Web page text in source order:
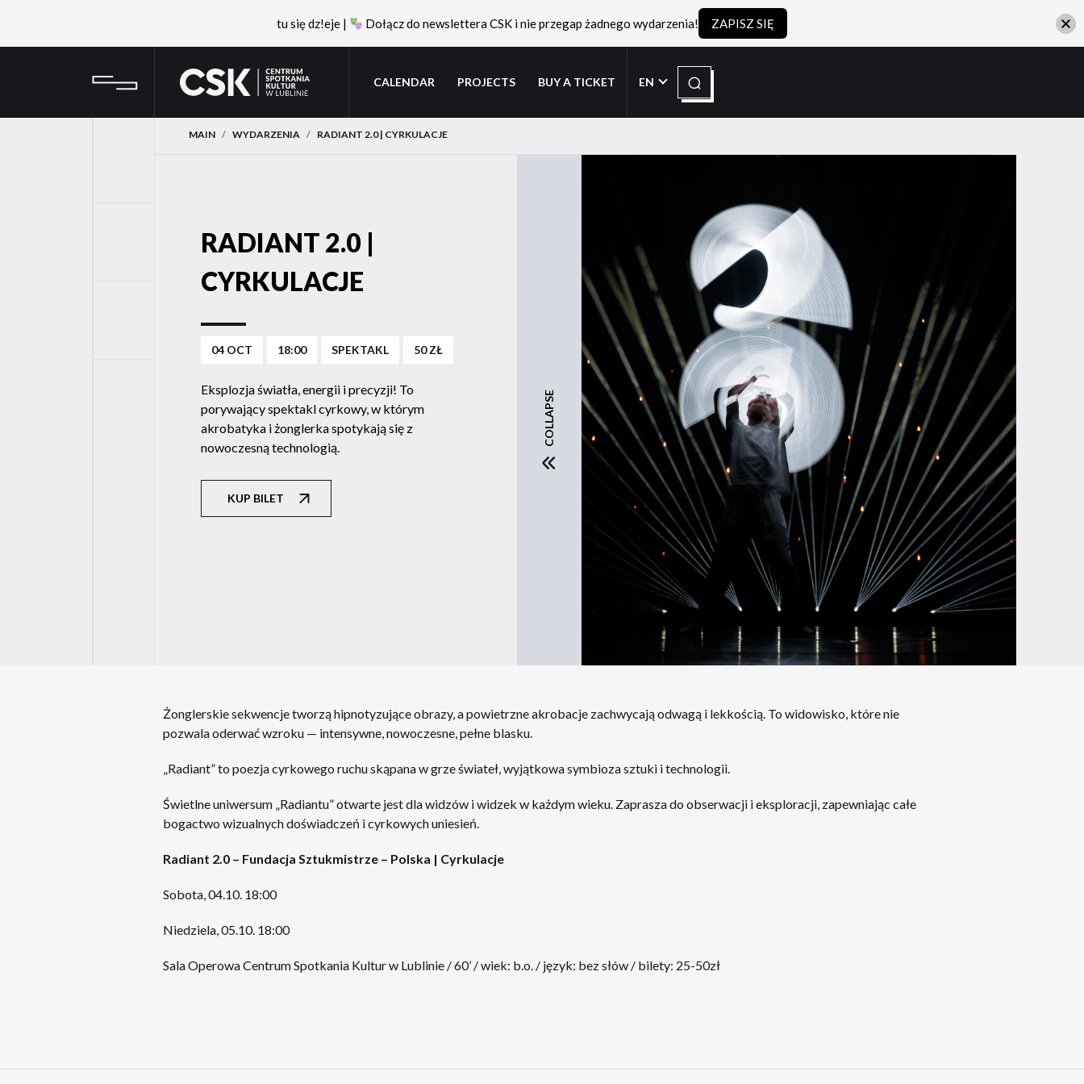
CALENDAR PROJECTS BUY A TICKET EN Search
MAIN WYDARZENIA RADIANT 2.0 | CYRKULACJE
RADIANT 2.0 |
CYRKULACJE
04 OCT 18:00 SPEKTAKL 50 ZŁ
Eksplozja światła, energii i precyzji! To
porywający spektakl cyrkowy, w którym
akrobatyka i żonglerka spotykają się z
nowoczesną technologią.
KUP BILET
COLLAPSE
Żonglerskie sekwencje tworzą hipnotyzujące obrazy, a powietrzne akrobacje zachwycają odwagą i lekkością. To widowisko, które nie
pozwala oderwać wzroku — intensywne, nowoczesne, pełne blasku.
„Radiant” to poezja cyrkowego ruchu skąpana w grze świateł, wyjątkowa symbioza sztuki i technologii.
Świetlne uniwersum „Radiantu” otwarte jest dla widzów i widzek w każdym wieku. Zaprasza do obserwacji i eksploracji, zapewniając całe
bogactwo wizualnych doświadczeń i cyrkowych uniesień.
Radiant 2.0 – Fundacja Sztukmistrze – Polska | Cyrkulacje
Sobota, 04.10. 18:00
Niedziela, 05.10. 18:00
Sala Operowa Centrum Spotkania Kultur w Lublinie / 60’ / wiek: b.o. / język: bez słów / bilety: 25-50zł
tu się dz!eje | Dołącz do newslettera CSK i nie przegap żadnego wydarzenia! ZAPISZ SIĘ